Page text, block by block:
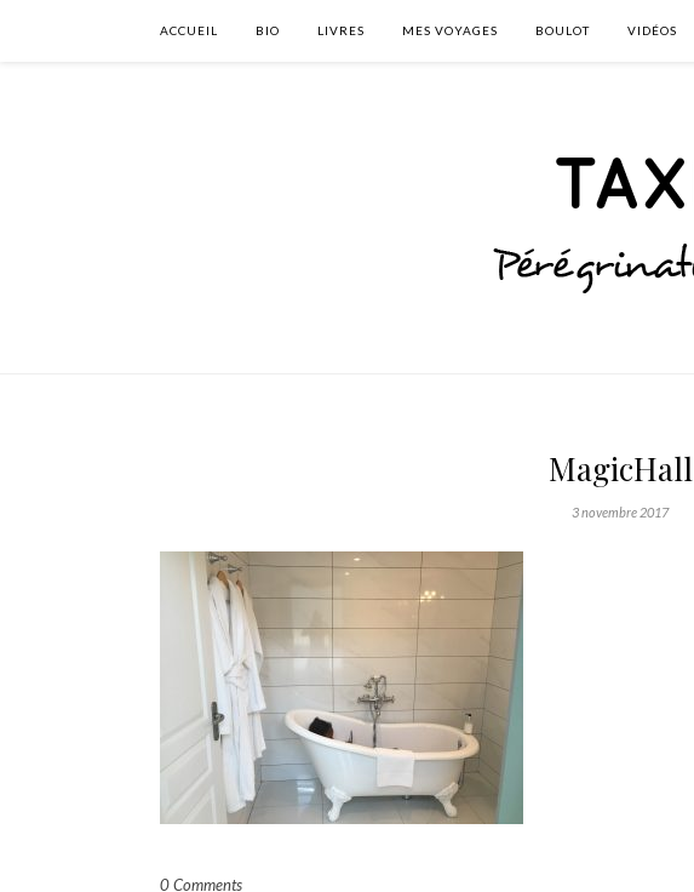
ACCUEIL BIO LIVRES MES VOYAGES BOULOT VIDÉOS
MagicHall
3 novembre 2017
0 Comments